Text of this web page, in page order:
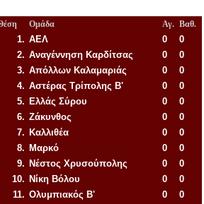
Ομάδα Αγ. Βαθ.
1. ΑΕΛ 0
0
2. Αναγέννηση Καρδίτσας 0
0
3. Απόλλων Καλαμαριάς 0
0
4. Αστέρας Τρίπολης Β' 0
0
5. Ελλάς Σύρου 0
0
6. Ζάκυνθος 0
0
7. Καλλιθέα 0
0
8. Μαρκό 0
0
9. Νέστος Χρυσούπολης 0
0
10. Νίκη Βόλου 0
0
11. Ολυμπιακός Β' 0
0